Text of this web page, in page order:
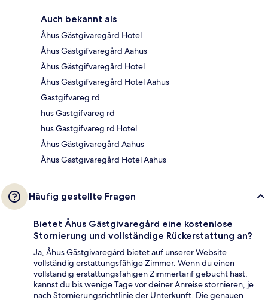
Auch bekannt als
Åhus Gästgivaregård Hotel
Åhus Gästgifvaregård Aahus
Åhus Gästgifvaregård Hotel
Åhus Gästgifvaregård Hotel Aahus
Gastgifvareg rd
hus Gastgifvareg rd
hus Gastgifvareg rd Hotel
Åhus Gästgivaregård Aahus
Åhus Gästgivaregård Hotel Aahus
Häufig gestellte Fragen
Bietet Åhus Gästgivaregård eine kostenlose
Stornierung und vollständige Rückerstattung an?
Ja, Åhus Gästgivaregård bietet auf unserer Website
vollständig erstattungsfähige Zimmer. Wenn du einen
vollständig erstattungsfähigen Zimmertarif gebucht hast,
kannst du bis wenige Tage vor deiner Anreise stornieren, je
nach Stornierungsrichtlinie der Unterkunft. Die genauen